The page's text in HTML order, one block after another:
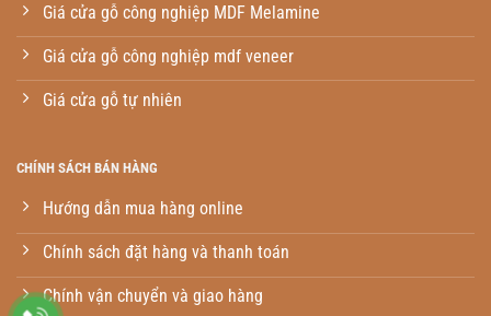
Giá cửa gỗ công nghiệp MDF Melamine
Giá cửa gỗ công nghiệp mdf veneer
Giá cửa gỗ tự nhiên
CHÍNH SÁCH BÁN HÀNG
Hướng dẫn mua hàng online
Chính sách đặt hàng và thanh toán
Chính vận chuyển và giao hàng